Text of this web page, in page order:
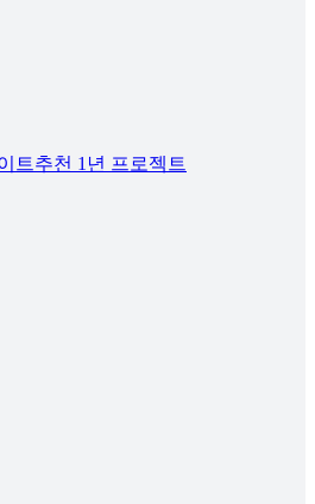
트추천 1년 프로젝트